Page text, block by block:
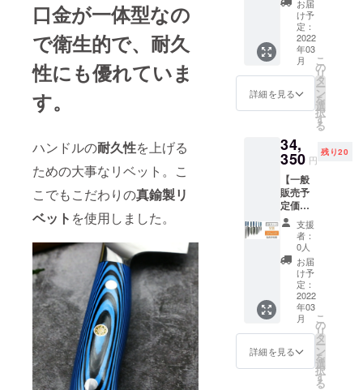
口金が一体型なの
で衛生的で、耐久
性にも優れていま
す。
ハンドルの耐久性を上げる
ための大事なリベット。こ
こでもこだわりの真鍮製リ
ベット を使用しました。
いたし
ます。
条第2号
により
禁止さ
れてい
ます。
また、
満の方
は本プ
クトを
支援す
ること
はでき
ませ
ん。 ※
製造状
況によ
り出荷
時期が
遅れる
場合、
早急に
ご連絡
いたし
ます。
て直ぐ
にお知
らせ致
しま
す。
正当な
理由な
する行
為は、
銃砲刀
剣類所
持等取
締法第
22条及
び軽犯
罪法第1
条第2号
により
禁止さ
れてい
ます。
また、
満の方
は本プ
が、 中
国の春
節(大型
連休)に
かかる
恐れが
め製
造、発
トップ
する恐
れがあ
りま
す。 そ
の場合
は【活
動報
告】に
て直ぐ
にお知
らせ致
しま
す。
正当な
理由な
ら順次
出荷を
開始 い
たしま
す。 ・
配送に
おける
ト終了
後に出
来るだ
け速や
かに配
送手配
を開始
いたし
ます
が、 中
国の春
節(大型
連休)に
かかる
恐れが
め製
造、発
ステー
キナイ
フ 4本
送時期
プロ
ジェク
造メー
カーに
出し
て、揃
い次第
日本に
発送。
受け取
り後に
速やか
に福岡
の物流
会社か
ら順次
出荷を
開始 い
32,060
（税・
送料
込）
【内
容】 ■
筋引き
ナイフ
■文化包
丁 ■三
徳包丁
■菜切り
包丁 ■
ユー
ティリ
ティナ
イフ ■
パリン
グナイ
送時期
プロ
ジェク
ト終了
お届
け予
定：
2022
年03
月
詳細を見る
こ
の
リ
タ
ー
ン
を
選
択
す
る
34,
350 円
残り20
【一般
販売予
定価格
45,800
円の
25%OF
F】→
34,350
（税・
送料
込）
【内
容】 ■
筋引き
支援
者：
0人
お届
け予
定：
2022
年03
月
詳細を見る
こ
の
リ
タ
ー
ン
を
選
択
す
る